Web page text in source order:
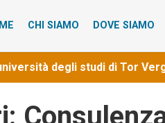
CHI SIAMO DOVE SIAMO
degli studi di Tor